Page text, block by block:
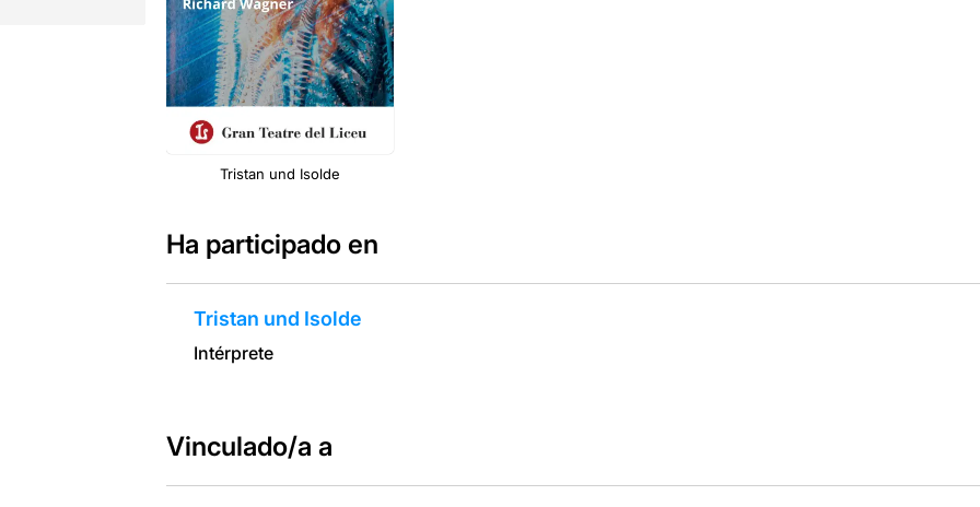
Tristan und Isolde
Ha participado en
Tristan und Isolde
Intérprete
Vinculado/a a